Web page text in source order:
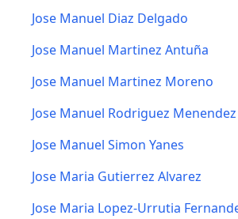
Jose Manuel Diaz Delgado
Jose Manuel Martinez Antuña
Jose Manuel Martinez Moreno
Jose Manuel Rodriguez Menendez
Jose Manuel Simon Yanes
Jose Maria Gutierrez Alvarez
Jose Maria Lopez-Urrutia